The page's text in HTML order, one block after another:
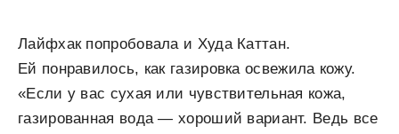
Лайфхак попробовала и Худа Каттан.
Ей понравилось, как газировка освежила кожу.
«Если у вас сухая или чувствительная кожа,
газированная вода — хороший вариант. Ведь все